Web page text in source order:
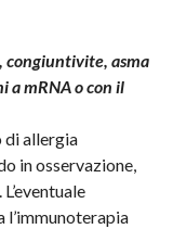
congiuntivite, asma
a mRNA o con il
di allergia
in osservazione,